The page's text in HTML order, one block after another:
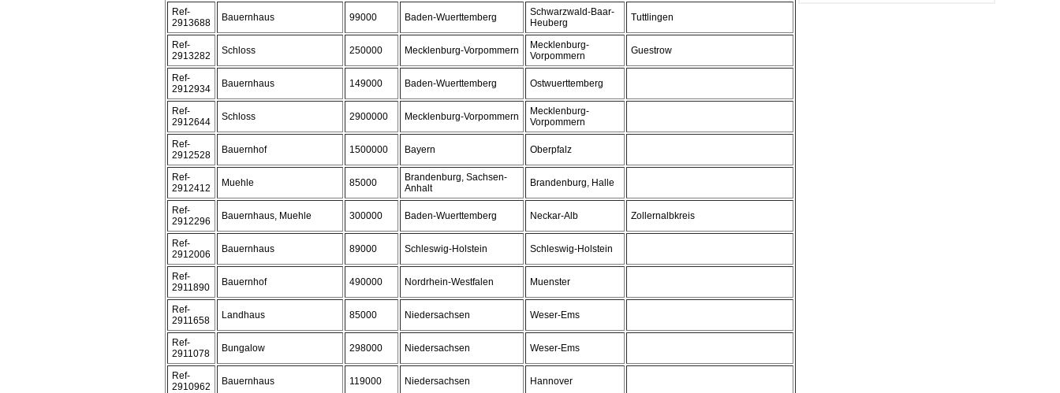
Ref-
2913688
Bauernhaus 99000 Baden-Wuerttemberg
Schwarzwald-Baar-
Heuberg
Tuttlingen
Ref-
2913282
Schloss 250000 Mecklenburg-Vorpommern
Mecklenburg-
Vorpommern
Guestrow
Ref-
2912934
Bauernhaus 149000 Baden-Wuerttemberg Ostwuerttemberg
Ref-
2912644
Schloss 2900000 Mecklenburg-Vorpommern
Mecklenburg-
Vorpommern
Ref-
2912528
Bauernhof 1500000 Bayern Oberpfalz
Ref-
2912412
Muehle 85000
Brandenburg, Sachsen-
Anhalt
Brandenburg, Halle
Ref-
2912296
Bauernhaus, Muehle 300000 Baden-Wuerttemberg Neckar-Alb Zollernalbkreis
Ref-
2912006
Bauernhaus 89000 Schleswig-Holstein Schleswig-Holstein
Ref-
2911890
Bauernhof 490000 Nordrhein-Westfalen Muenster
Ref-
2911658
Landhaus 85000 Niedersachsen Weser-Ems
Ref-
2911078
Bungalow 298000 Niedersachsen Weser-Ems
Ref-
2910962
Bauernhaus 119000 Niedersachsen Hannover